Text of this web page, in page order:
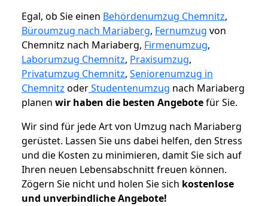
Egal, ob Sie einen Behördenumzug Chemnitz,
Büroumzug nach Mariaberg, Fernumzug von
Chemnitz nach Mariaberg, Firmenumzug,
Laborumzug Chemnitz, Praxisumzug,
Privatumzug Chemnitz, Seniorenumzug in
Chemnitz oderStudentenumzug nach Mariaberg
planen wir haben die besten Angebotefür Sie.
Wir sind für jede Art von Umzug nach Mariaberg
gerüstet. Lassen Sie uns dabei helfen, den Stress
und die Kosten zu minimieren, damit Sie sich auf
Ihren neuen Lebensabschnitt freuen können.
Zögern Sie nicht und holen Sie sich kostenlose
und unverbindliche Angebote!